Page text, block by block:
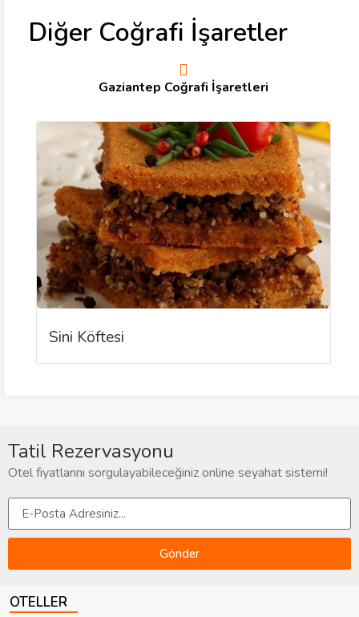
Diğer Coğrafi İşaretler
Gaziantep Coğrafi İşaretleri
Sini Köftesi
Tatil Rezervasyonu
Otel fiyatlarını sorgulayabileceğiniz online seyahat sistemi!
Gönder
OTELLER